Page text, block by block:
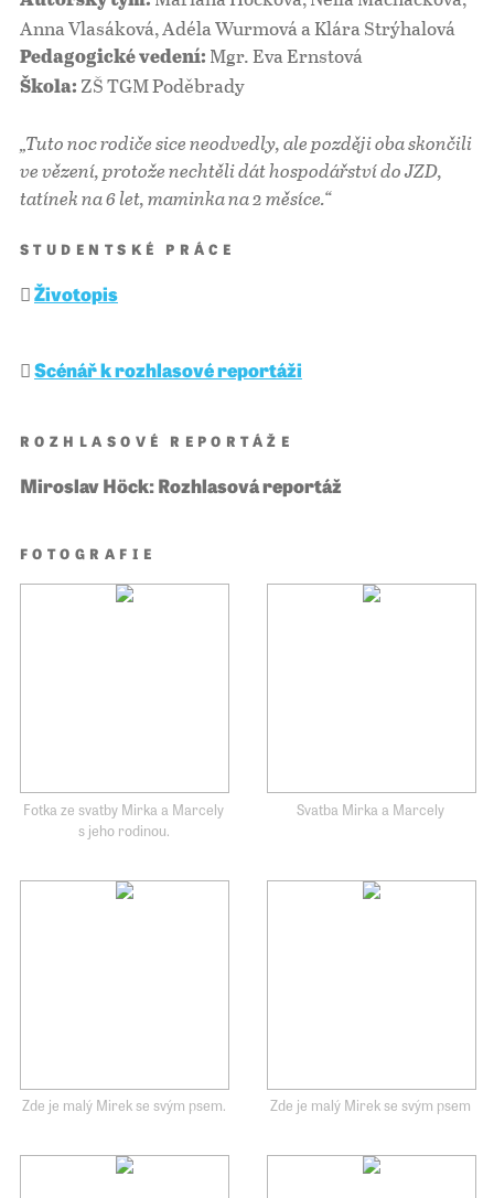
Anna Vlasáková, Adéla Wurmová a Klára Strýhalová
Pedagogické vedení: Mgr. Eva Ernstová
Škola: ZŠ TGM Poděbrady
„Tuto noc rodiče sice neodvedly, ale později oba skončili
ve vězení, protože nechtěli dát hospodářství do JZD,
tatínek na 6 let, maminka na 2 měsíce.“
STUDENTSKÉ PRÁCE
Životopis
Scénář k rozhlasové reportáži
ROZHLASOVÉ REPORTÁŽE
Miroslav Höck: Rozhlasová reportáž
FOTOGRAFIE
Fotka ze svatby Mirka a Marcely
s jeho rodinou.
Svatba Mirka a Marcely
Zde je malý Mirek se svým psem. Zde je malý Mirek se svým psem